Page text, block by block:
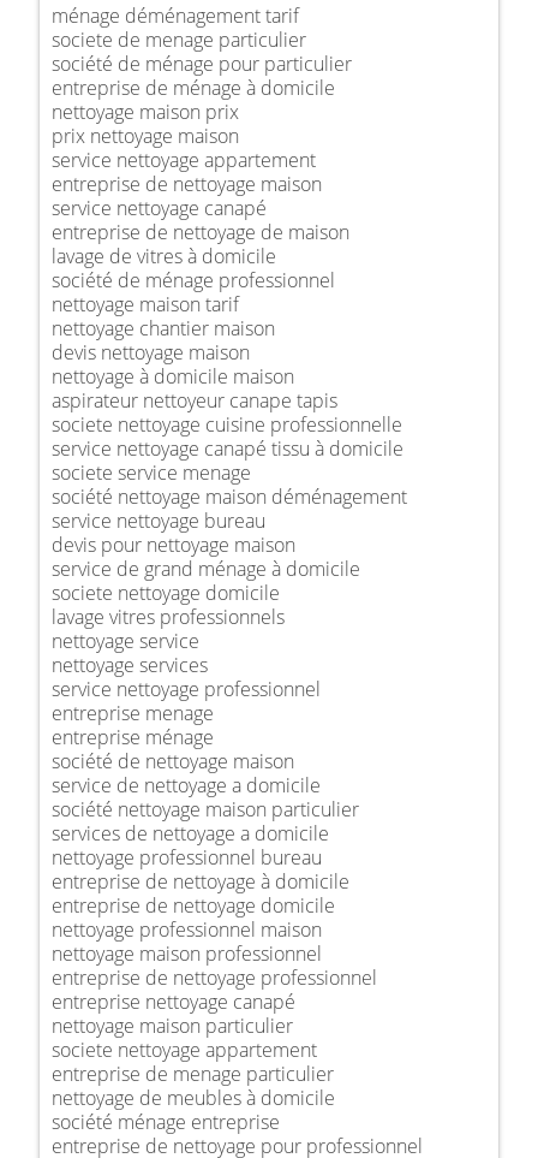
ménage déménagement tarif
societe de menage particulier
société de ménage pour particulier
entreprise de ménage à domicile
nettoyage maison prix
prix nettoyage maison
service nettoyage appartement
entreprise de nettoyage maison
service nettoyage canapé
entreprise de nettoyage de maison
lavage de vitres à domicile
société de ménage professionnel
nettoyage maison tarif
nettoyage chantier maison
devis nettoyage maison
nettoyage à domicile maison
aspirateur nettoyeur canape tapis
societe nettoyage cuisine professionnelle
service nettoyage canapé tissu à domicile
societe service menage
société nettoyage maison déménagement
service nettoyage bureau
devis pour nettoyage maison
service de grand ménage à domicile
societe nettoyage domicile
lavage vitres professionnels
nettoyage service
nettoyage services
service nettoyage professionnel
entreprise menage
entreprise ménage
société de nettoyage maison
service de nettoyage a domicile
société nettoyage maison particulier
services de nettoyage a domicile
nettoyage professionnel bureau
entreprise de nettoyage à domicile
entreprise de nettoyage domicile
nettoyage professionnel maison
nettoyage maison professionnel
entreprise de nettoyage professionnel
entreprise nettoyage canapé
nettoyage maison particulier
societe nettoyage appartement
entreprise de menage particulier
nettoyage de meubles à domicile
société ménage entreprise
entreprise de nettoyage pour professionnel